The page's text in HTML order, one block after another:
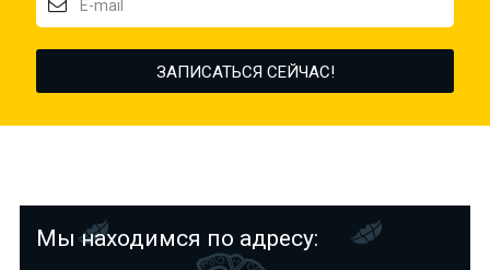
Мы находимся по адресу: